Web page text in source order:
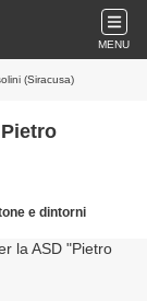
MENU
(Siracusa)
e dintorni